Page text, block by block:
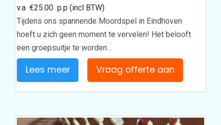
v.a€25.00 p.p (incl BTW)
Tijdens ons spannende Moordspel in Eindhoven
hoeft u zich geen moment te vervelen! Het belooft
een groepsuitje te worden…
Lees meer Vraag offerte aan